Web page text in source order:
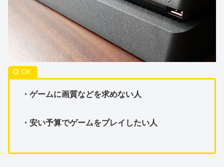
・ゲームに画質などを求めない人
・安い予算でゲームをプレイしたい人